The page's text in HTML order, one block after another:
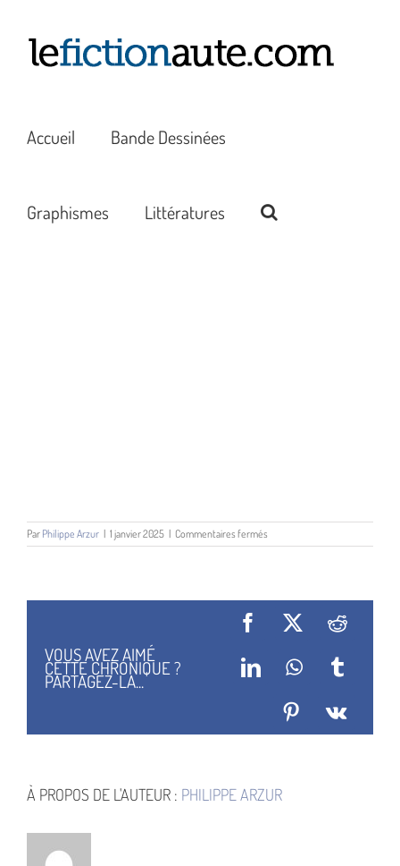
contenu
Accueil Bande Dessinées
Graphismes Littératures
Par Philippe Arzur | 1 janvier 2025 | Commentaires ferméssur
Davy
VOUS AVEZ AIMÉ
CETTE CHRONIQUE ?
PARTAGEZ-LA...
Facebook
X Reddit
LinkedInWhatsApp
Tumblr
Pinterest
Vk
À PROPOS DE L'AUTEUR : PHILIPPE ARZUR